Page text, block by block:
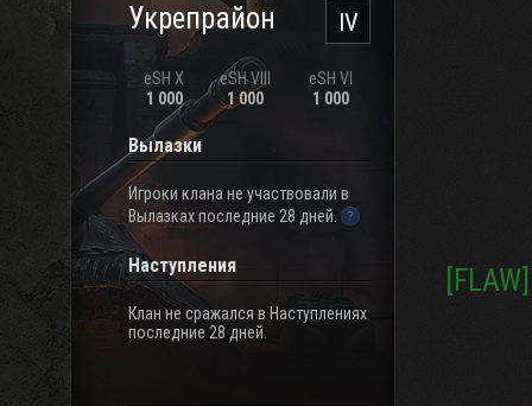
IV
Укрепрайон
eSH X
1 000
eSH VIII
1 000
eSH VI
1 000
Вылазки
Игроки клана не участвовали в
Вылазках последние 28 дней.
Наступления
Клан не сражался в Наступлениях
последние 28 дней.
[FLAW]